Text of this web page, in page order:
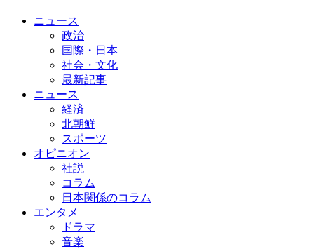
ニュース
政治
国際・日本
社会・文化
最新記事
ニュース
経済
北朝鮮
スポーツ
オピニオン
社説
コラム
日本関係のコラム
エンタメ
ドラマ
音楽